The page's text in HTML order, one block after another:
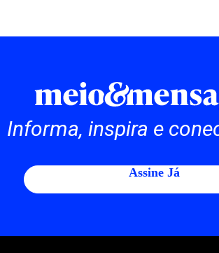
Informa, inspira e
Assine Já